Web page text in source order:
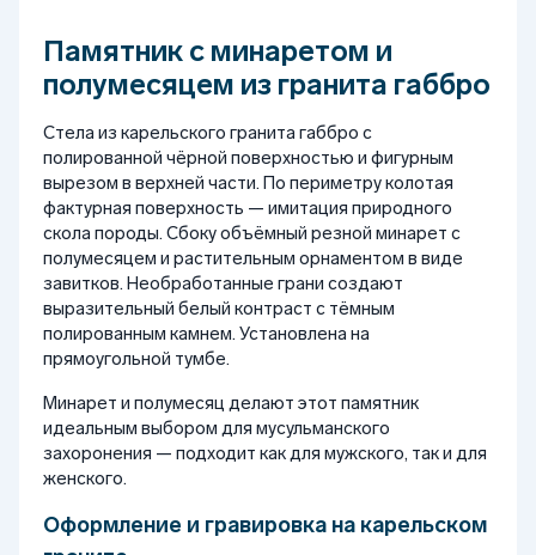
Памятник с минаретом и
полумесяцем из гранита габбро
Стела из карельского гранита габбро с
полированной чёрной поверхностью и фигурным
вырезом в верхней части. По периметру колотая
фактурная поверхность — имитация природного
скола породы. Сбоку объёмный резной минарет с
полумесяцем и растительным орнаментом в виде
завитков. Необработанные грани создают
выразительный белый контраст с тёмным
полированным камнем. Установлена на
прямоугольной тумбе.
Минарет и полумесяц делают этот памятник
идеальным выбором для мусульманского
захоронения — подходит как для мужского, так и для
женского.
Оформление и гравировка на карельском